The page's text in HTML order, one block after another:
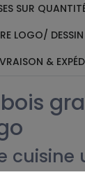
SUR
LOGO/ DESSIN
&
cuisine